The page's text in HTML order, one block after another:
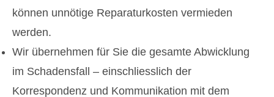
können unnötige Reparaturkosten vermieden
werden.
Wir übernehmen für Sie die gesamte Abwicklung
im Schadensfall – einschliesslich der
Korrespondenz und Kommunikation mit dem